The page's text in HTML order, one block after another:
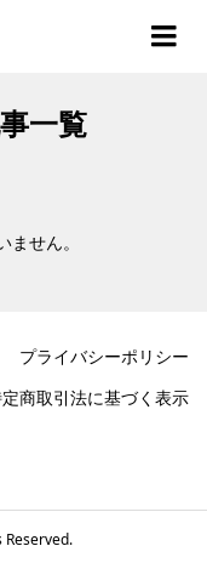
一覧
せん。
プライバシーポリシー
商取引法に基づく表示